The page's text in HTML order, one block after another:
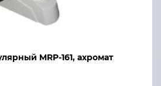
MRP-161, ахромат